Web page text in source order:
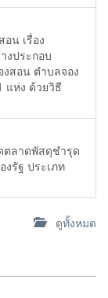
น เรื่อง
งประกอบ
สอน ตำบลจอง
แห่ง ด้วยวิธี
ตลาดพัสดุชำรุด
งรัฐ ประเภท
ดูทั้งหมด